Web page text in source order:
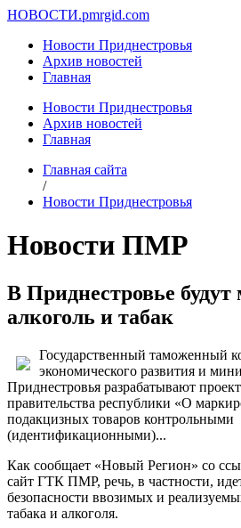
НОВОСТИ.pmrgid.com
Новости Приднестровья
Архив новостей
Главная
Новости Приднестровья
Архив новостей
Главная
Главная сайта
/
Новости Приднестровья
Новости ПМР
В Приднестровье будут
алкоголь и табак
Государственный таможенный
экономического развития и
Приднестровья разрабатывают
правительства республики «О
подакцизных товаров контрольными
(идентификационными)...
Как сообщает «Новый Регион» со
сайт ГТК ПМР, речь, в частности,
безопасности ввозимых и
табака и алкоголя.